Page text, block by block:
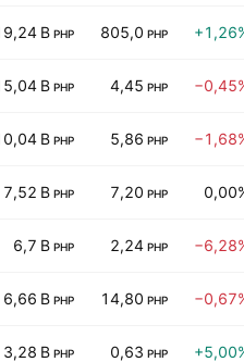
B PHP 805,0 PHP
B PHP 4,45 PHP
B PHP 5,86 PHP
7,52 B PHP 7,20 PHP
6,7 B PHP 2,24 PHP
6,66 B PHP 14,80 PHP
3,28 B PHP 0,63 PHP